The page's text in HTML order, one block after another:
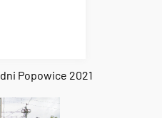
Popowice 2021